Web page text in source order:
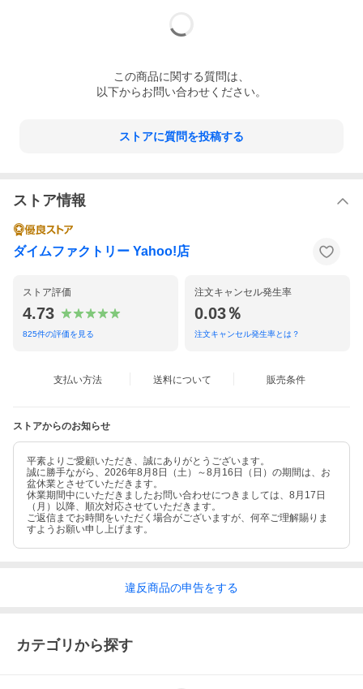
この商品に関する質問は、
以下からお問い合わせください。
ストアに質問を投稿する
ストア情報
ダイムファクトリー Yahoo!店
ストア評価
4.73
825件の評価を見る
注文キャンセル発生率
0.03％
注文キャンセル発生率とは？
支払い方法 送料について 販売条件
ストアからのお知らせ
平素よりご愛顧いただき、誠にありがとうございます。
誠に勝手ながら、2026年8月8日（土）～8月16日（日）の期間は、お
盆休業とさせていただきます。
休業期間中にいただきましたお問い合わせにつきましては、8月17日
（月）以降、順次対応させていただきます。
ご返信までお時間をいただく場合がございますが、何卒ご理解賜りま
すようお願い申し上げます。
違反商品の申告をする
カテゴリから探す